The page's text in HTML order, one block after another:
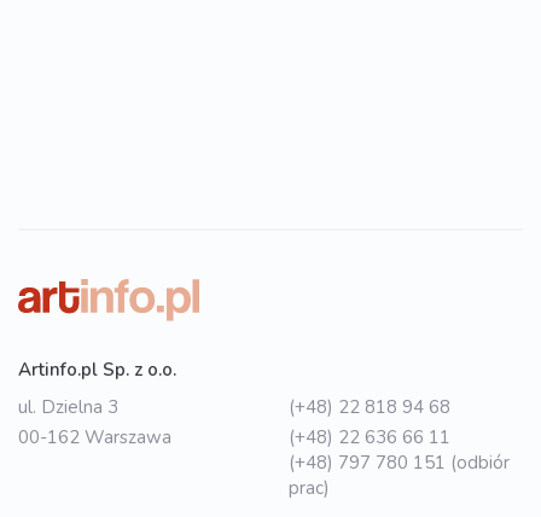
Artinfo.pl Sp. z o.o.
ul. Dzielna 3
00-162 Warszawa
(+48) 22 818 94 68
(+48) 22 636 66 11
(+48) 797 780 151 (odbiór
prac)